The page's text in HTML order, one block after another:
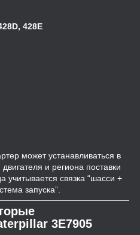
428E
может устанавливаться в
и региона поставки
учитывается связка “шасси +
запуска”.
3E7905